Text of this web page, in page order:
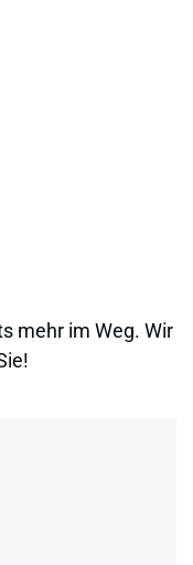
mehr im Weg. Wir